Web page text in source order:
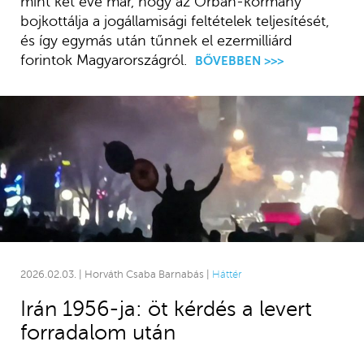
2026.02.03. | Horváth Csaba Barnabás | Háttér
Irán 1956-ja: öt kérdés a levert
forradalom után
bojkottálja a jogállamisági feltételek teljesítését,
és így egymás után tűnnek el ezermilliárd
forintok Magyarországról.
BŐVEBBEN >>>